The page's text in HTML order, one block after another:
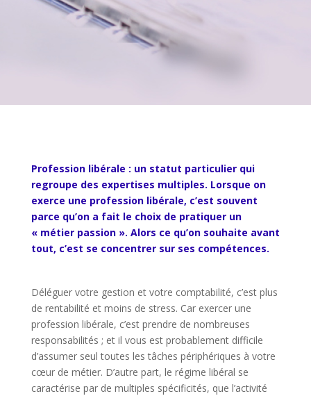
Profession libérale : un statut particulier qui
regroupe des expertises multiples. Lorsque on
exerce une profession libérale, c’est souvent
parce qu’on a fait le choix de pratiquer un
« métier passion ». Alors ce qu’on souhaite avant
tout, c’est se concentrer sur ses compétences.
Déléguer votre gestion et votre comptabilité, c’est plus
de rentabilité et moins de stress. Car exercer une
profession libérale, c’est prendre de nombreuses
responsabilités ; et il vous est probablement difficile
d’assumer seul toutes les tâches périphériques à votre
cœur de métier. D’autre part, le régime libéral se
caractérise par de multiples spécificités, que l’activité